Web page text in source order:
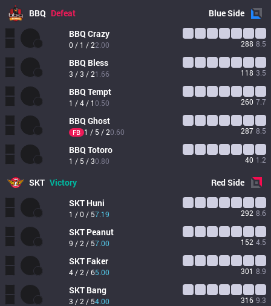
BBQ Defeat BlueSide
BBQ Crazy
0 / 1 / 22.00 288 8.5
BBQ Bless
3 / 3 / 21.66 118 3.5
BBQ Tempt
1 / 4 / 10.50 260 7.7
BBQ Ghost
FB 1 / 5 / 20.60 287 8.5
BBQ Totoro
1 / 5 / 30.80 40 1.2
SKT Victory RedSide
SKT Huni
1 / 0 / 57.19 292 8.6
SKT Peanut
9 / 2 / 57.00 152 4.5
SKT Faker
4 / 2 / 65.00 301 8.9
SKT Bang
3 / 2 / 54.00 316 9.3